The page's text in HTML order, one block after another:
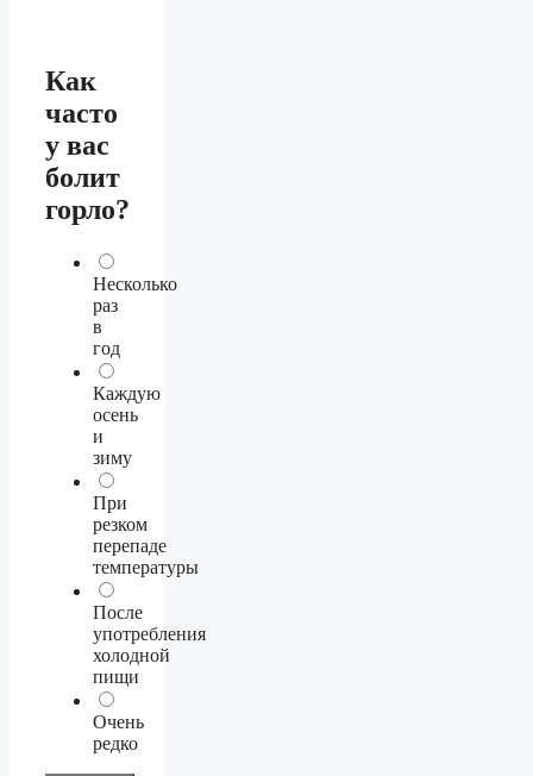
Как
часто
у вас
болит
горло?
Несколько
раз
в
год
Каждую
осень
и
зиму
При
резком
перепаде
температуры
После
употребления
холодной
пищи
Очень
редко